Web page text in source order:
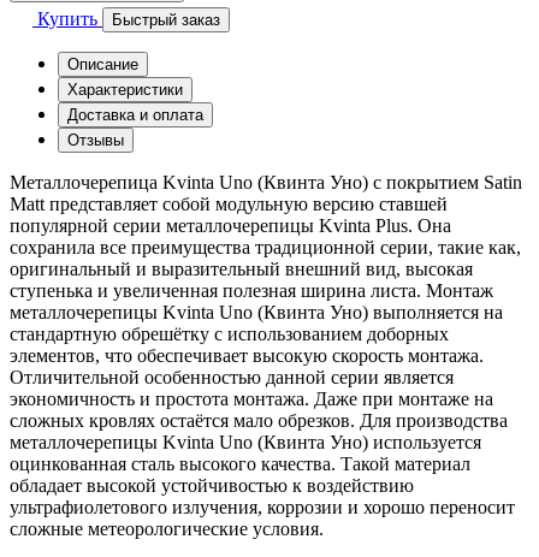
Купить Быстрый заказ
Описание
Характеристики
Доставка и оплата
Отзывы
Металлочерепица Kvinta Uno (Квинта Уно) с покрытием Satin
Matt представляет собой модульную версию ставшей
популярной серии металлочерепицы Kvinta Plus. Она
сохранила все преимущества традиционной серии, такие как,
оригинальный и выразительный внешний вид, высокая
ступенька и увеличенная полезная ширина листа. Монтаж
металлочерепицы Kvinta Uno (Квинта Уно) выполняется на
стандартную обрешётку с использованием доборных
элементов, что обеспечивает высокую скорость монтажа.
Отличительной особенностью данной серии является
экономичность и простота монтажа. Даже при монтаже на
сложных кровлях остаётся мало обрезков. Для производства
металлочерепицы Kvinta Uno (Квинта Уно) используется
оцинкованная сталь высокого качества. Такой материал
обладает высокой устойчивостью к воздействию
ультрафиолетового излучения, коррозии и хорошо переносит
сложные метеорологические условия.